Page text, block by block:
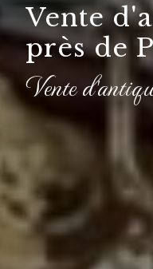
Vente
près de
Vente